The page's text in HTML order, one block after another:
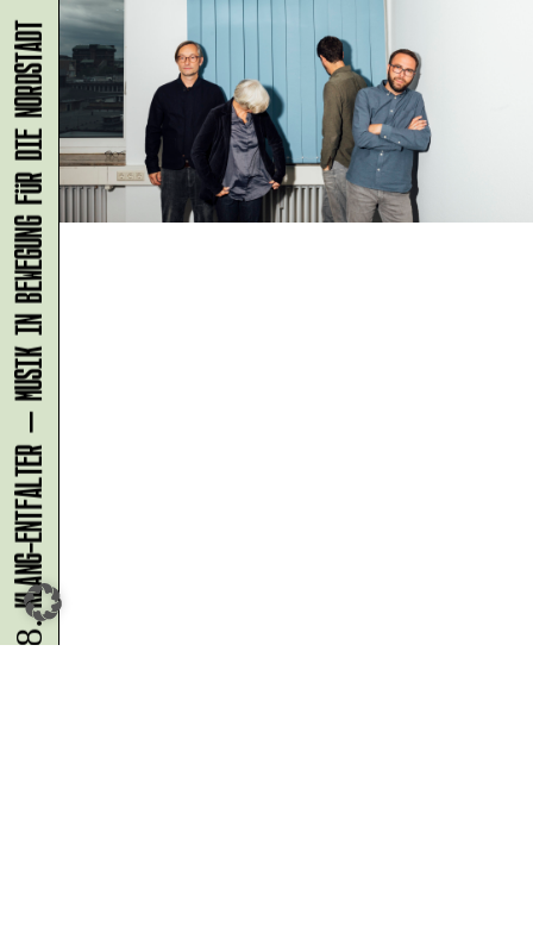
08.08.
KLANG-ENTFALTER – MUSIK IN BEWEGUNG FÜR DIE NORDSTADT